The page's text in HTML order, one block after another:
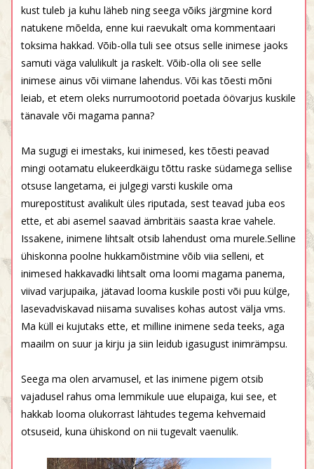
kust tuleb ja kuhu läheb ning seega võiks järgmine kord
natukene mõelda, enne kui raevukalt oma kommentaari
toksima hakkad. Võib-olla tuli see otsus selle inimese jaoks
samuti väga valulikult ja raskelt. Võib-olla oli see selle
inimese ainus või viimane lahendus. Või kas tõesti mõni
leiab, et etem oleks nurrumootorid poetada öövarjus kuskile
tänavale või magama panna?
Ma sugugi ei imestaks, kui inimesed, kes tõesti peavad
mingi ootamatu elukeerdkäigu tõttu raske südamega sellise
otsuse langetama, ei julgegi varsti kuskile oma
murepostitust avalikult üles riputada, sest teavad juba eos
ette, et abi asemel saavad ämbritäis saasta krae vahele.
Issakene, inimene lihtsalt otsib lahendust oma murele.Selline
ühiskonna poolne hukkamõistmine võib viia selleni, et
inimesed hakkavadki lihtsalt oma loomi magama panema,
viivad varjupaika, jätavad looma kuskile posti või puu külge,
lasevadviskavad niisama suvalises kohas autost välja vms.
Ma küll ei kujutaks ette, et milline inimene seda teeks, aga
maailm on suur ja kirju ja siin leidub igasugust inimrämpsu.
Seega ma olen arvamusel, et las inimene pigem otsib
vajadusel rahus oma lemmikule uue elupaiga, kui see, et
hakkab looma olukorrast lähtudes tegema kehvemaid
otsuseid, kuna ühiskond on nii tugevalt vaenulik.